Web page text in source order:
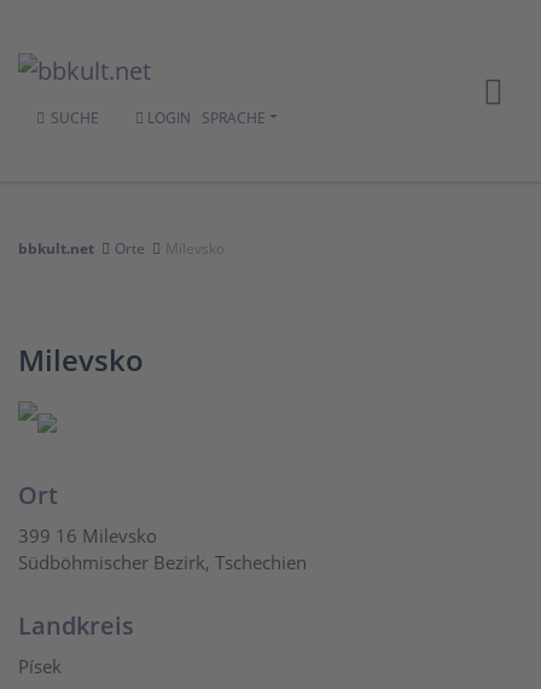
SUCHE LOGIN SPRACHE
bbkult.net Orte Milevsko
Milevsko
Ort
399 16 Milevsko
Südböhmischer Bezirk, Tschechien
Landkreis
Písek